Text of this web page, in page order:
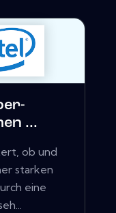
...
ob und
starken
eine